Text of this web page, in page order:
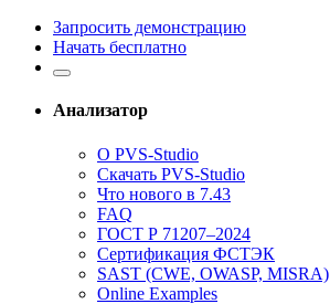
Запросить демонстрацию
Начать бесплатно
Анализатор
О PVS-Studio
Скачать PVS-Studio
Что нового в 7.43
FAQ
ГОСТ Р 71207–2024
Сертификация ФСТЭК
SAST (CWE, OWASP, MISRA)
Online Examples